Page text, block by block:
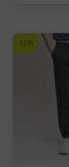
-31%